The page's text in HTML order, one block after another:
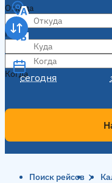
Откуда
Куда
Когда
сегодня
Когда
Поиск рейсов